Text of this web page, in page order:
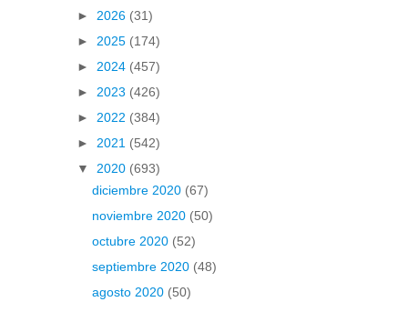
► 2026 (31)
► 2025 (174)
► 2024 (457)
► 2023 (426)
► 2022 (384)
► 2021 (542)
▼ 2020 (693)
diciembre 2020 (67)
noviembre 2020 (50)
octubre 2020 (52)
septiembre 2020 (48)
agosto 2020 (50)